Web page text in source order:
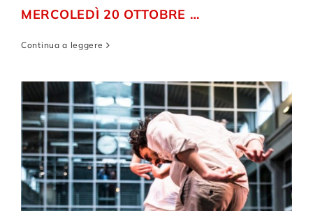
MERCOLEDÌ 20 OTTOBRE …
Continua a leggere